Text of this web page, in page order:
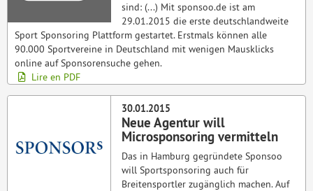
sind: (...) Mit sponsoo.de ist am
29.01.2015 die erste deutschlandweite
Sport Sponsoring Plattform gestartet. Erstmals können alle
90.000 Sportvereine in Deutschland mit wenigen Mausklicks
online auf Sponsorensuche gehen.
Lire en PDF
30.01.2015
Neue Agentur will
Microsponsoring vermitteln
Das in Hamburg gegründete Sponsoo
will Sportsponsoring auch für
Breitensportler zugänglich machen. Auf